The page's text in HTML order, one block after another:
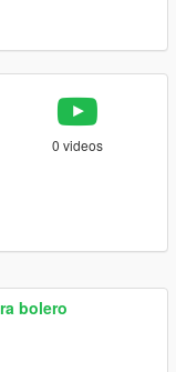
0 videos
bolero